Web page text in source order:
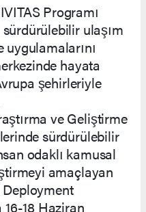
Programı
sürdürülebilir ulaşım
hayata
şehirleriyle
ve Geliştirme
sürdürülebilir
odaklı kamusal
amaçlayan
18 Haziran